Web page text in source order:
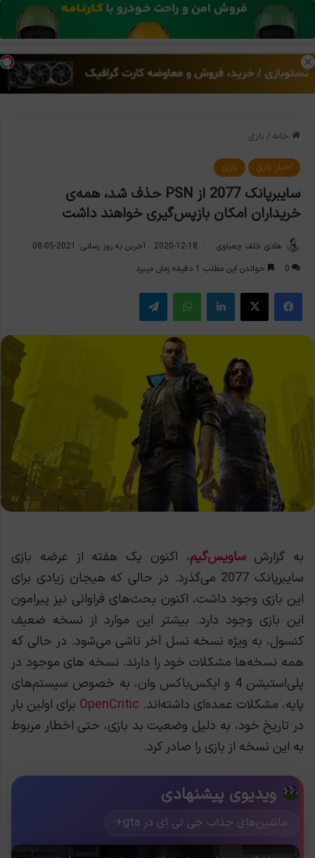
منو
خانه / بازی
اخبار بازی بازی
سایبرپانک 2077 از PSN حذف شد، همه‌ی
خریداران امکان بازپس‌گیری خواهند داشت
هادی خلف چعباوی 2020-12-18
آخرین به روز رسانی: 2021-05-08
0
خواندن این مطلب 1 دقیقه زمان میبرد
فیس بوک X لینکدین واتس آپ تلگرام
به گزارشساویس‌گیم، اکنون یک هفته از عرضه بازی
سایبرپانک 2077 می‌گذرد. در حالی که هیجان زیادی برای
این بازی وجود داشت، اکنون بحث‌های فراوانی نیز پیرامون
این بازی وجود دارد. بیشتر این موارد از نسخه ضعیف
کنسول، به ویژه نسخه نسل آخر ناشی می‌شود. در حالی که
همه نسخه‌ها مشکلات خود را دارند. نسخه های موجود در
پلی‌استیشن 4 و ایکس‌باکس وان، به خصوص سیستم‌های
پایه، مشکلات عمده‌ای داشته‌اند. OpenCritic برای اولین بار
در تاریخ خود، به دلیل وضعیت بد بازی، حتی اخطار مربوط
به این نسخه از بازی را صادر کرد.
ویدیوی پیشنهادی
ماشین‌های جذاب جی تی ای در gta+